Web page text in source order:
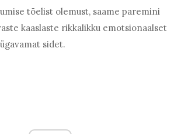
tõelist olemust, saame paremini
kaaslaste rikkalikku emotsionaalset
sidet.